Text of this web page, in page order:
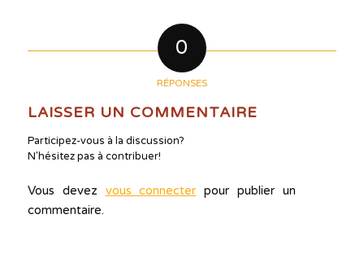
0
RÉPONSES
LAISSER UN COMMENTAIRE
Participez-vous à la discussion?
N'hésitez pas à contribuer!
Vous devez vous connecter pour publier un
commentaire.